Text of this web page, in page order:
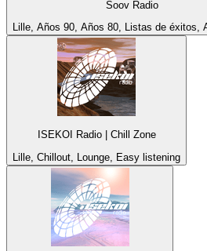
Soov Radio
Lille, Años 90, Años 80, Listas de éxitos,
ISEKOI Radio | Chill Zone
Lille, Chillout, Lounge, Easy listening